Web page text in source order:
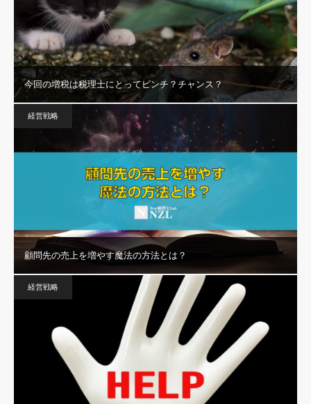
今回の増税は税理士にとってピンチ？チャンス？
経営戦略
顧問先の売上を増やす魔法の方法とは？
経営戦略